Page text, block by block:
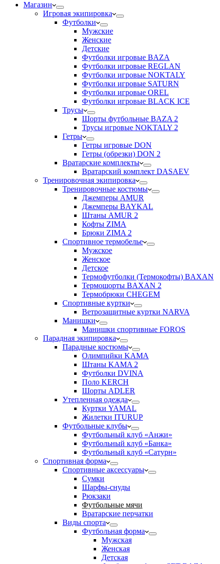
Магазин
Игровая экипировка
Футболки
Мужские
Женские
Детские
Футболки игровые BAZA
Футболки игровые REGLAN
Футболки игровые NOKTALY
Футболки игровые SATURN
Футболки игровые OREL
Футболки игровые BLACK ICE
Трусы
Шорты футбольные BAZA 2
Трусы игровые NOKTALY 2
Гетры
Гетры игровые DON
Гетры (обрезки) DON 2
Вратарские комплекты
Вратарский комплект DASAEV
Тренировочная экипировка
Тренировочные костюмы
Джемперы AMUR
Джемперы BAYKAL
Штаны AMUR 2
Кофты ZIMA
Брюки ZIMA 2
Спортивное термобелье
Мужское
Женское
Детское
Термофутболки (Термокофты) BAXAN
Термошорты BAXAN 2
Термобрюки CHEGEM
Спортивные куртки
Ветрозащитные куртки NARVA
Манишки
Манишки спортивные FOROS
Парадная экипировка
Парадные костюмы
Олимпийки KAMA
Штаны KAMA 2
Футболки DVINA
Поло KERCH
Шорты ADLER
Утепленная одежда
Куртки YAMAL
Жилетки ITURUP
Футбольные клубы
Футбольный клуб «Анжи»
Футбольный клуб «Банка»
Футбольный клуб «Сатурн»
Спортивная форма
Спортивные аксессуары
Сумки
Шарфы-снуды
Рюкзаки
Футбольные мячи
Вратарские перчатки
Виды спорта
Футбольная форма
Мужская
Женская
Детская